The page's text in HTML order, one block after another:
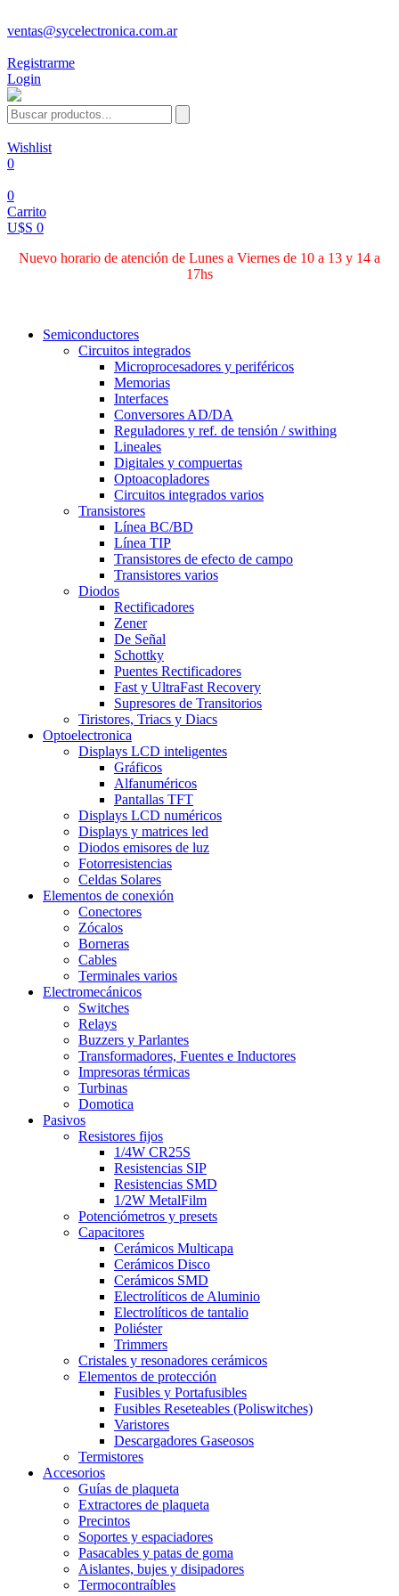
ventas@sycelectronica.com.ar
Registrarme
Login
Wishlist
0
0
Carrito
U$S 0
Nuevo horario de atención de Lunes a Viernes de 10 a 13 y 14 a
17hs
Semiconductores
Circuitos integrados
Microprocesadores y periféricos
Memorias
Interfaces
Conversores AD/DA
Reguladores y ref. de tensión / swithing
Lineales
Digitales y compuertas
Optoacopladores
Circuitos integrados varios
Transistores
Línea BC/BD
Línea TIP
Transistores de efecto de campo
Transistores varios
Diodos
Rectificadores
Zener
De Señal
Schottky
Puentes Rectificadores
Fast y UltraFast Recovery
Supresores de Transitorios
Tiristores, Triacs y Diacs
Optoelectronica
Displays LCD inteligentes
Gráficos
Alfanuméricos
Pantallas TFT
Displays LCD numéricos
Displays y matrices led
Diodos emisores de luz
Fotorresistencias
Celdas Solares
Elementos de conexión
Conectores
Zócalos
Borneras
Cables
Terminales varios
Electromecánicos
Switches
Relays
Buzzers y Parlantes
Transformadores, Fuentes e Inductores
Impresoras térmicas
Turbinas
Domotica
Pasivos
Resistores fijos
1/4W CR25S
Resistencias SIP
Resistencias SMD
1/2W MetalFilm
Potenciómetros y presets
Capacitores
Cerámicos Multicapa
Cerámicos Disco
Cerámicos SMD
Electrolíticos de Aluminio
Electrolíticos de tantalio
Poliéster
Trimmers
Cristales y resonadores cerámicos
Elementos de protección
Fusibles y Portafusibles
Fusibles Reseteables (Poliswitches)
Varistores
Descargadores Gaseosos
Termistores
Accesorios
Guías de plaqueta
Extractores de plaqueta
Precintos
Soportes y espaciadores
Pasacables y patas de goma
Aislantes, bujes y disipadores
Termocontraíbles